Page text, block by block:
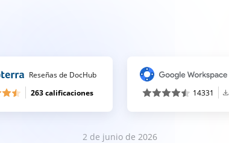
Reseñas de DocHub
263 calificaciones
14331
2 de junio de 2026